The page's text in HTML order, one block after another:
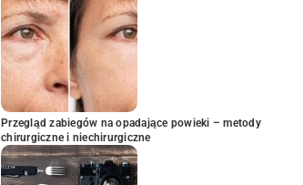
Przegląd zabiegów na opadające powieki – metody
chirurgiczne i niechirurgiczne